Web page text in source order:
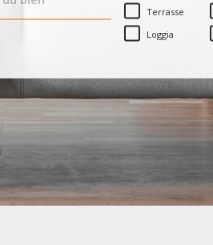
Terrasse
Loggia